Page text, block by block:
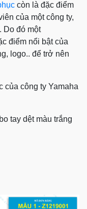
còn là đặc điểm
của một công ty,
Do đó một
điểm nổi bật của
logo.. để trở nên
của công ty Yamaha
tay dệt màu trắng